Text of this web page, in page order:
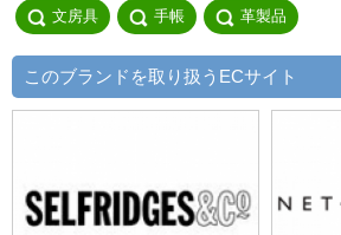
文房具 手帳 革製品
このブランドを取り扱うECサイト